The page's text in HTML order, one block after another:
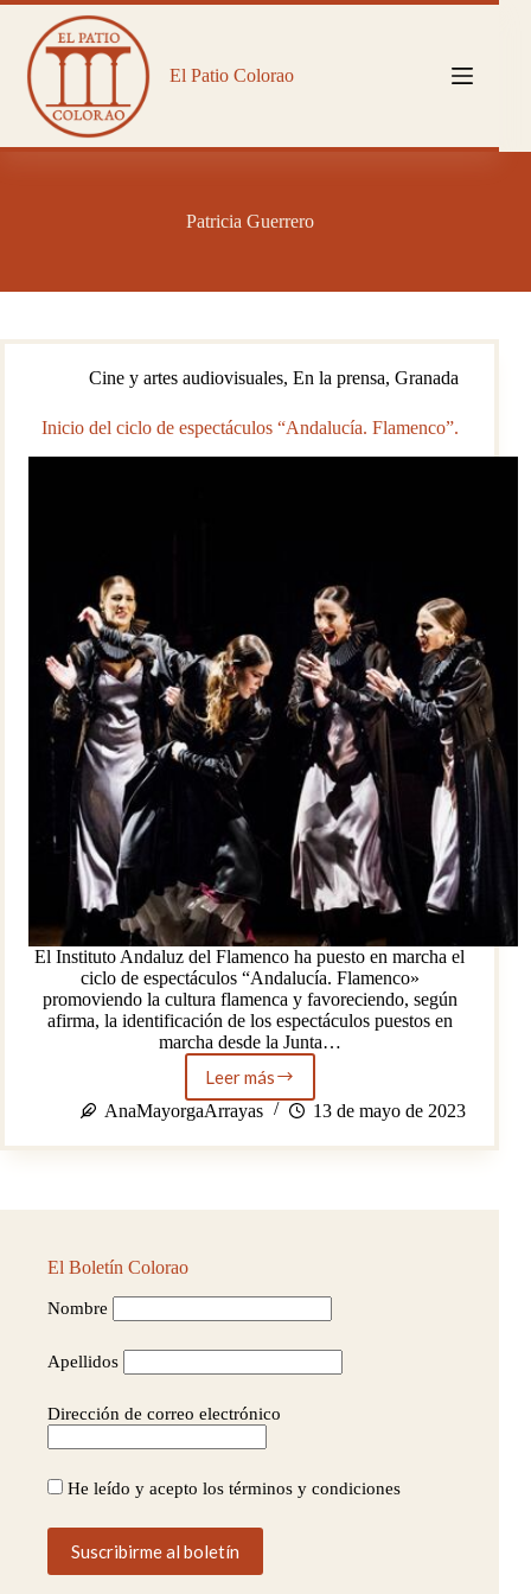
Saltar
contenido
El Patio Colorao
Patricia Guerrero
Cine y artes audiovisuales, En la prensa, Granada
Inicio del ciclo de espectáculos “Andalucía. Flamenco”.
El Instituto Andaluz del Flamenco ha puesto en marcha el
ciclo de espectáculos “Andalucía. Flamenco»
promoviendo la cultura flamenca y favoreciendo, según
afirma, la identificación de los espectáculos puestos en
marcha desde la Junta…
Leer más
Inicio
del
de
Flamenco”.
AnaMayorgaArrayas 13 de mayo de 2023
El Boletín Colorao
Nombre
Apellidos
Dirección de correo electrónico
He leído y acepto los términos y condiciones